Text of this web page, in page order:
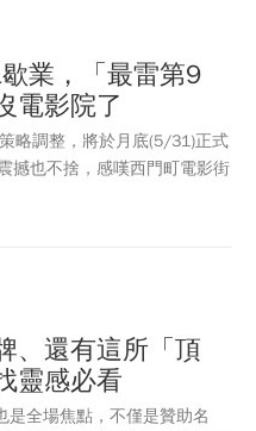
業，「最雷第9
電影院了
略調整，將於月底(5/31)正式
撼也不捨，感嘆西門町電影街
院」，陪伴無數台北人走過
、還有這所「頂
靈感必看
是全場焦點，不僅是贊助名